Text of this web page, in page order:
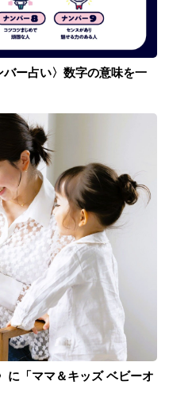
バー占い〉数字の意味を一
に「ママ＆キッズ ベビーオ